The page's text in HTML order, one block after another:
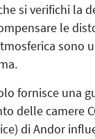
si verifichi la
le
sono
fornisce una
delle camere
di Andor